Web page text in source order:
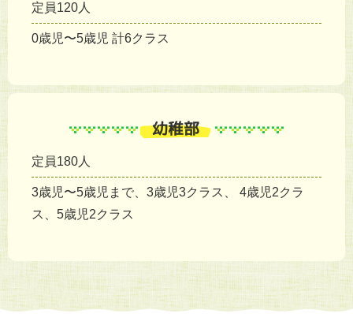
定員120人
0歳児〜5歳児 計6クラス
定員180人
3歳児〜5歳児まで、3歳児3クラス、 4歳児2クラ
ス、5歳児2クラス